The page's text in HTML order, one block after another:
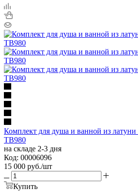
Комплект для душа и ванной из латуни
TB980
на складе 2-3 дня
Код: 00006096
15 000 руб./шт
Купить